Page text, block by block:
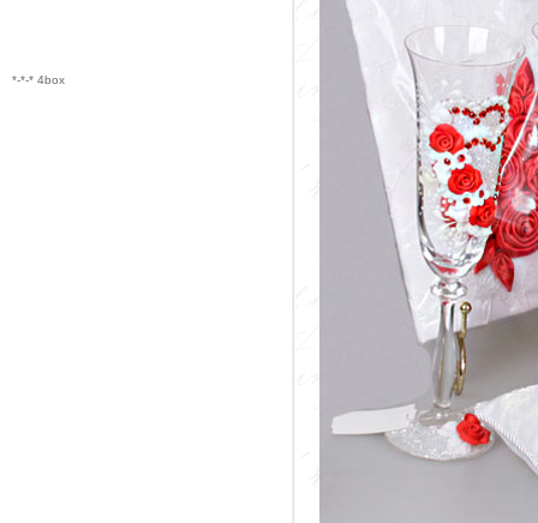
*-*-* 4box